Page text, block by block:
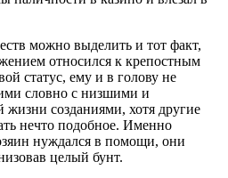
можно выделить и тот факт,
относился к крепостным
статус, ему и в голову не
словно с низшими и
созданиями, хотя другие
нечто подобное. Именно
нуждался в помощи, они
целый бунт.